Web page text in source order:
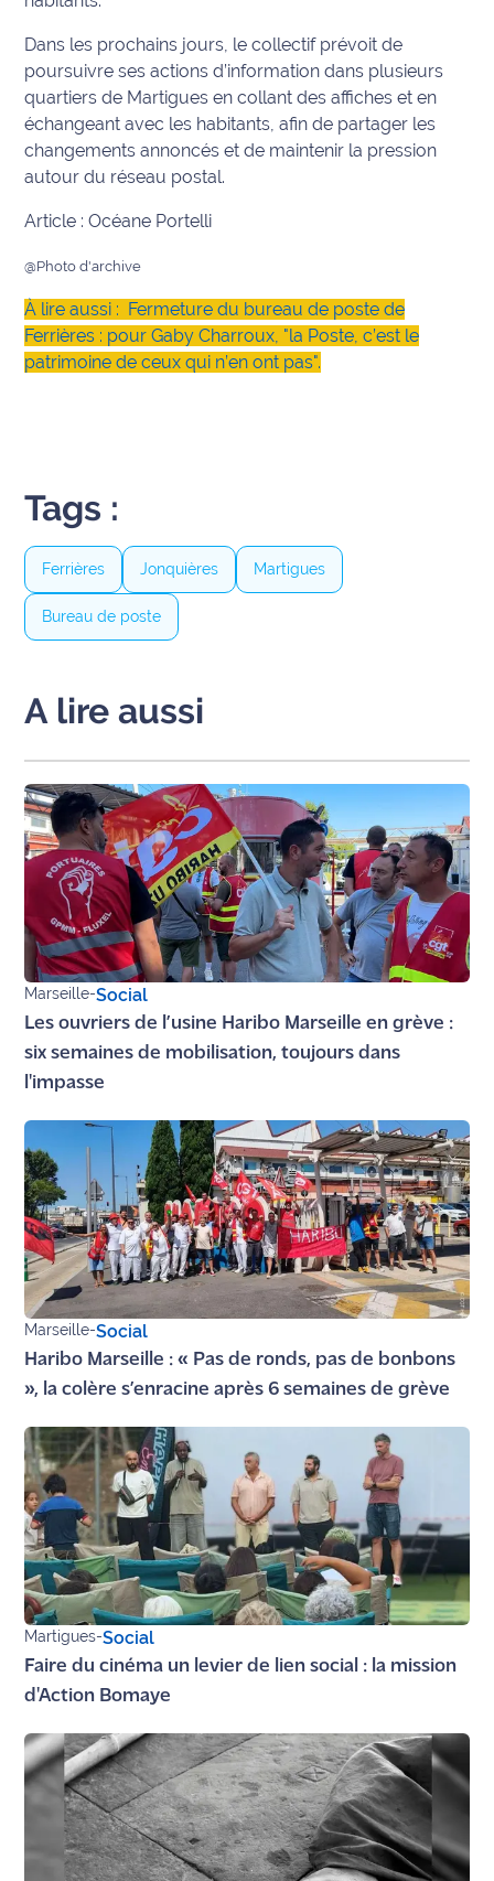
Archives
Dans les prochains jours, le collectif prévoit de
poursuivre ses actions d’information dans plusieurs
quartiers de Martigues en collant des affiches et en
échangeant avec les habitants, afin de partager les
changements annoncés et de maintenir la pression
autour du réseau postal.
Article : Océane Portelli
@Photo d'archive
À lire aussi : Fermeture du bureau de poste de
Ferrières : pour Gaby Charroux, "la Poste, c’est le
patrimoine de ceux qui n’en ont pas".
Tags :
Ferrières Jonquières Martigues
Bureau de poste
A lire aussi
Marseille-Social
Les ouvriers de l’usine Haribo Marseille en grève :
six semaines de mobilisation, toujours dans
l'impasse
Marseille-Social
Haribo Marseille : « Pas de ronds, pas de bonbons
», la colère s’enracine après 6 semaines de grève
Martigues-Social
Faire du cinéma un levier de lien social : la mission
d'Action Bomaye